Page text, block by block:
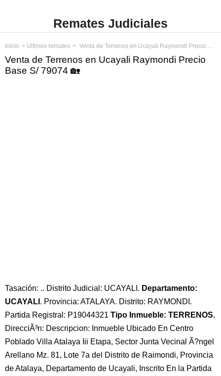
Remates Judiciales
Inicio Últimos remates Venta de Terrenos en Ucayali Raymondi Precio Base S/ 79074
Venta de Terrenos en Ucayali Raymondi Precio
Base S/ 79074 🏡
Tasación: .. Distrito Judicial: UCAYALI. Departamento:
UCAYALI . Provincia: ATALAYA. Distrito: RAYMONDI.
Partida Registral: P19044321 Tipo Inmueble: TERRENOS.
DirecciÃ³n: Descripcion: Inmueble Ubicado En Centro
Poblado Villa Atalaya Iii Etapa, Sector Junta Vecinal Ã?ngel
Arellano Mz. 81, Lote 7a del Distrito de Raimondi, Provincia
de Atalaya, Departamento de Ucayali, Inscrito En la Partida